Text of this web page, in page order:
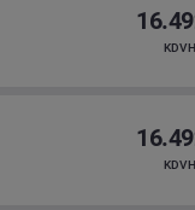
KDV
KDV